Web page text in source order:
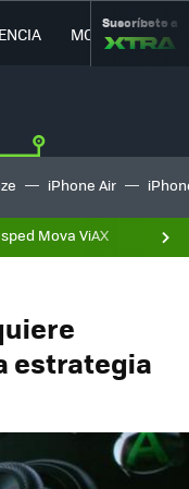
MOVILIDAD
Suscríbete a
iPhone Air
Mova ViAX
estrategia